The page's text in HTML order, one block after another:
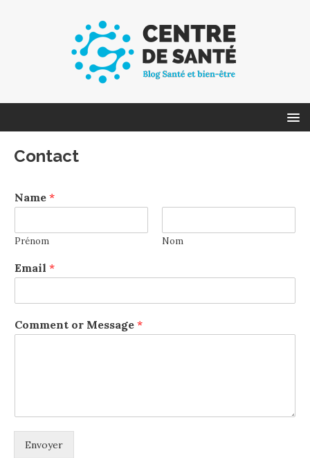
Contact
Name *
Prénom Nom
Email *
Comment or Message *
Envoyer